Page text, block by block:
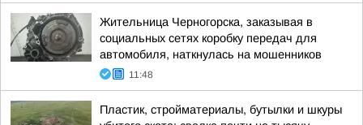
Жительница Черногорска, заказывая в
социальных сетях коробку передач для
автомобиля, наткнулась на мошенников
11:48
Пластик, стройматериалы, бутылки и шкуры